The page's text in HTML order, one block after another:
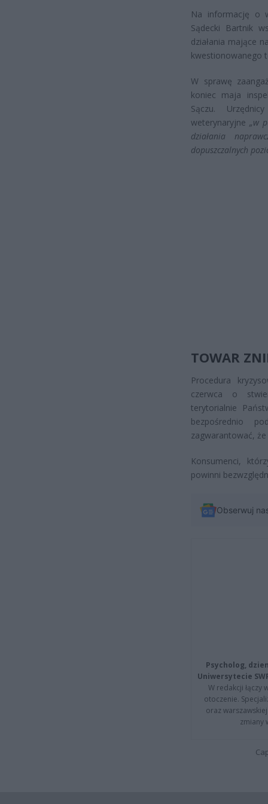
Na informację o
Sądecki Bartnik
działania mające
kwestionowanego
W sprawę
koniec maja
Sączu.
weterynaryjne „w
działania
dopuszczalnych
TOWAR
Procedura
czerwca o
terytorialnie
bezpośrednio
zagwarantować,
Konsumenci,
powinni
Obserwuj
Psycholog,
Uniwersytecie
W redakcji łączy
otoczenie.
oraz
zmiany